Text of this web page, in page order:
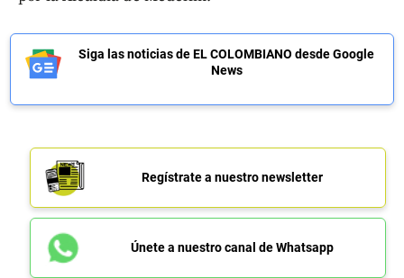
Siga las noticias de EL COLOMBIANO desde Google
News
Regístrate a nuestro newsletter
Únete a nuestro canal de Whatsapp